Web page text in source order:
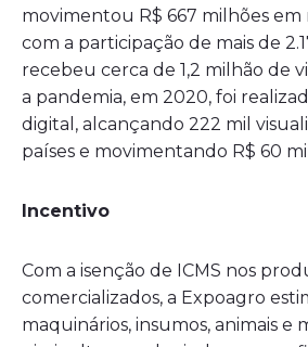
movimentou R$ 667 milhões em
com a participação de mais de
recebeu cerca de 1,2 milhão de
a pandemia, em 2020, foi
digital, alcançando 222 mil
países e movimentando R$ 60
Incentivo
Com a isenção de ICMS nos
comercializados, a Expoagro
maquinários, insumos, animais e